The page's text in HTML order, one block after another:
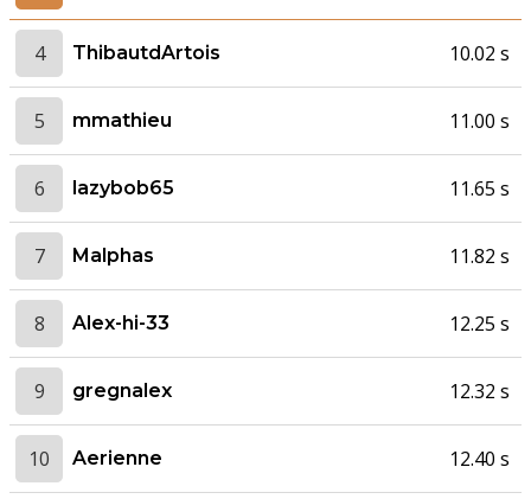
4 ThibautdArtois 10.02 s
5 mmathieu 11.00 s
6 lazybob65 11.65 s
7 Malphas 11.82 s
8 Alex-hi-33 12.25 s
9 gregnalex 12.32 s
10 Aerienne 12.40 s